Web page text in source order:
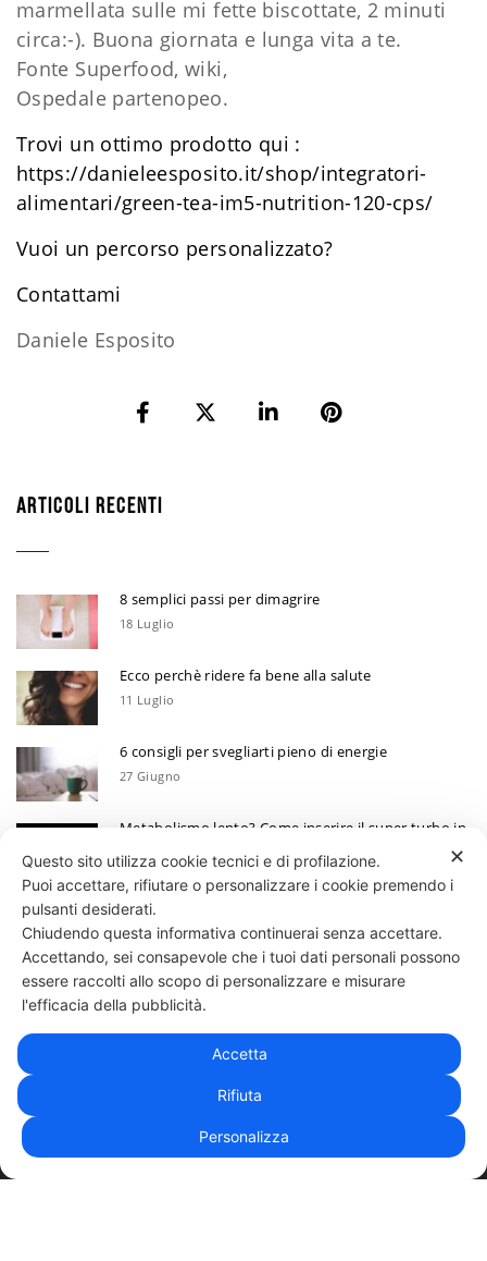
marmellata sulle mi fette biscottate, 2 minuti
circa:-). Buona giornata e lunga vita a te.
Fonte Superfood, wiki,
Ospedale partenopeo.
Trovi un ottimo prodotto qui :
https://danieleesposito.it/shop/integratori-
alimentari/green-tea-im5-nutrition-120-cps/
Vuoi un percorso personalizzato?
​Contattami
Daniele Esposito
ARTICOLI RECENTI
8 semplici passi per dimagrire
18 Luglio
Ecco perchè ridere fa bene alla salute
11 Luglio
6 consigli per svegliarti pieno di energie
27 Giugno
Metabolismo lento? Come inserire il super turbo in
13 Giugno
Ecco perchè devi annotare i tuoi progressi
30 Maggio
331 818 4777DANIELE ESPOSITO
| PRIVACY POLICY
✕
Questo sito utilizza cookie tecnici e di profilazione.
Puoi accettare, rifiutare o personalizzare i cookie premendo i
pulsanti desiderati.
Chiudendo questa informativa continuerai senza accettare.
Accettando, sei consapevole che i tuoi dati personali possono
essere raccolti allo scopo di personalizzare e misurare
l'efficacia della pubblicità.
Accetta
Rifiuta
Personalizza